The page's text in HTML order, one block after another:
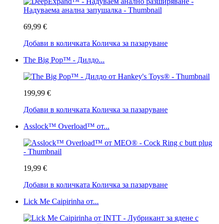
69,99 €
Добави в количката Количка за пазаруване
The Big Pop™ - Дилдо...
199,99 €
Добави в количката Количка за пазаруване
Asslock™ Overload™ от...
19,99 €
Добави в количката Количка за пазаруване
Lick Me Caipirinha от...